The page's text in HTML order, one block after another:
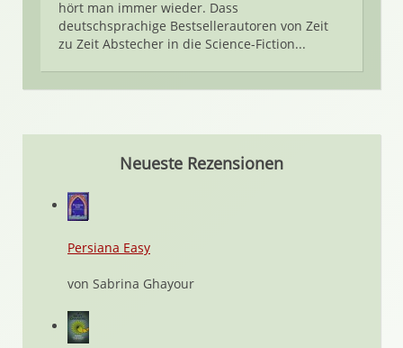
hört man immer wieder. Dass
deutschsprachige Bestsellerautoren von Zeit
zu Zeit Abstecher in die Science-Fiction...
Neueste Rezensionen
Persiana Easy
von Sabrina Ghayour